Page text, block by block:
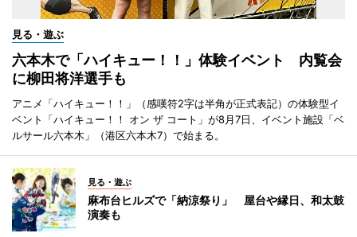
見る・遊ぶ
六本木で「ハイキュー！！」体験イベント 内覧会
に柳田将洋選手も
アニメ「ハイキュー！！」（感嘆符2字は半角が正式表記）の体験型イ
ベント「ハイキュー！！ オン ザ コート」が8月7日、イベント施設「ベ
ルサール六本木」（港区六本木7）で始まる。
見る・遊ぶ
麻布台ヒルズで「納涼祭り」 屋台や縁日、和太鼓
演奏も